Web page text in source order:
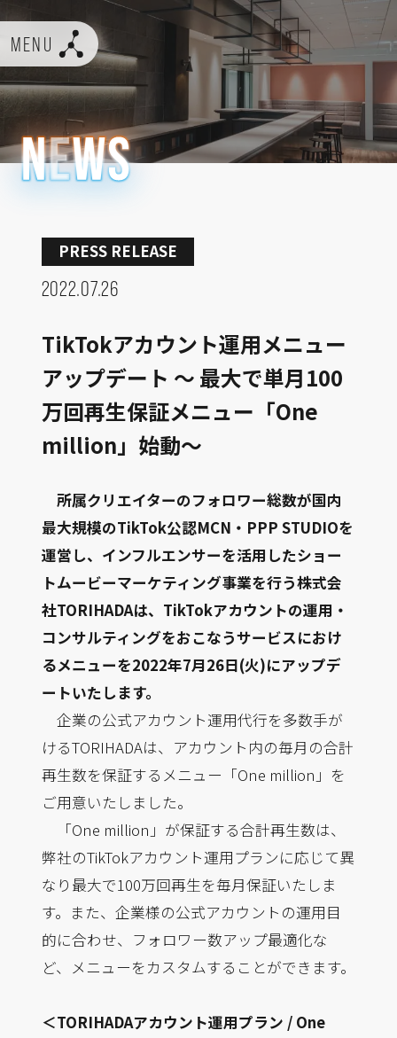
MENU
PRESS RELEASE
2022.07.26
TikTokアカウント運用メニュー
アップデート 〜 最大で単月100
万回再生保証メニュー「One
million」始動〜
所属クリエイターのフォロワー総数が国内
最大規模のTikTok公認MCN・PPP STUDIOを
運営し、インフルエンサーを活用したショー
トムービーマーケティング事業を行う株式会
社TORIHADAは、TikTokアカウントの運用・
コンサルティングをおこなうサービスにおけ
るメニューを2022年7月26日(火)にアップデ
ートいたします。
企業の公式アカウント運用代行を多数手が
けるTORIHADAは、アカウント内の毎月の合計
再生数を保証するメニュー「One million」を
ご用意いたしました。
「One million」が保証する合計再生数は、
弊社のTikTokアカウント運用プランに応じて異
なり最大で100万回再生を毎月保証いたしま
す。また、企業様の公式アカウントの運用目
的に合わせ、フォロワー数アップ最適化な
ど、メニューをカスタムすることができます。
＜TORIHADAアカウント運用プラン / One